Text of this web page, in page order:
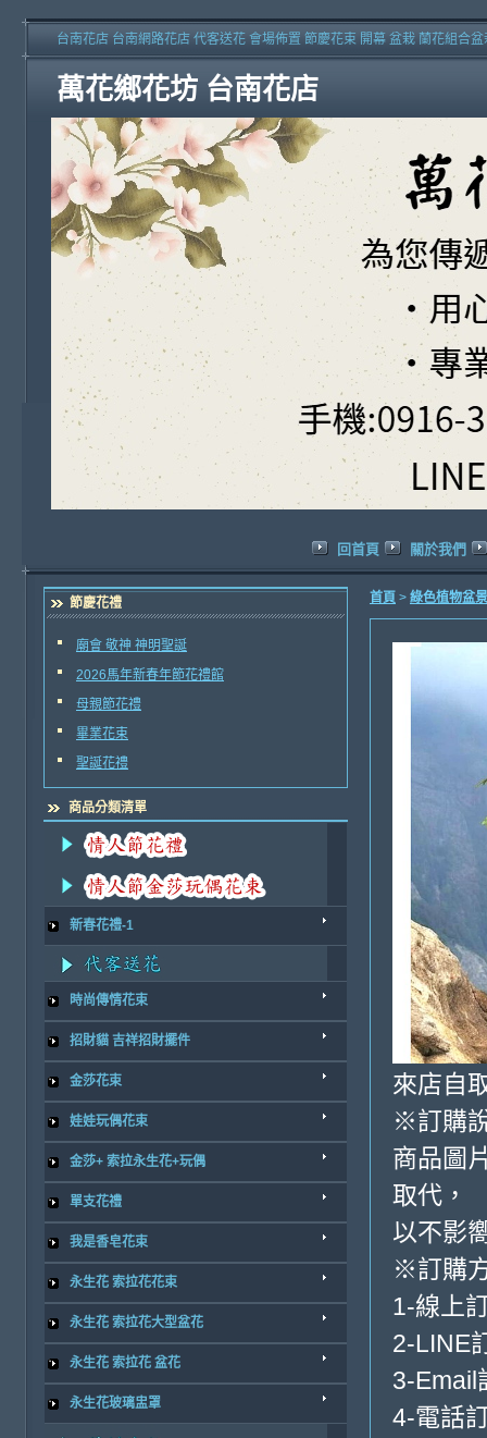
萬花鄉花坊 台南花店
台南花店 台南網路花店 代客送花 會場佈置 節慶花束 開幕 盆栽 蘭花組合
回首頁 關於我們
節慶花禮
廟會 敬神 神明聖誕
2026馬年新春年節花禮館
母親節花禮
畢業花束
聖誕花禮
商品分類清單
新春花禮-1
時尚傳情花束
招財貓 吉祥招財擺件
金莎花束
娃娃玩偶花束
金莎+ 索拉永生花+玩偶
單支花禮
我是香皂花束
永生花 索拉花花束
永生花 索拉花大型盆花
永生花 索拉花 盆花
永生花玻璃盅罩
首頁 > 綠色植物盆
來店自
※訂購
商品圖
取代，
以不影
※訂購
1-線上
2-LINE
3-Email
4-電話